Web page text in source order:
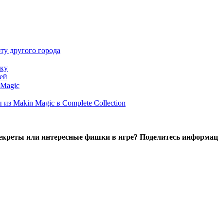
другого города
Makin Magic в Complete Collection
или интересные фишки в игре? Поделитесь